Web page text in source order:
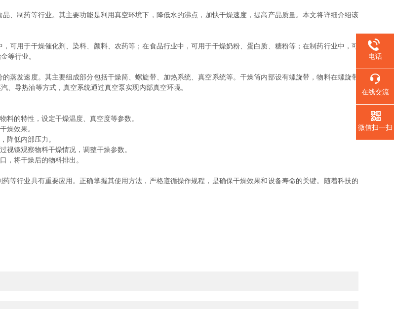
、制药等行业。其主要功能是利用真空环境下，降低水的沸点，加快干燥速度，提高产品质量。本文将详细介绍该
用于干燥催化剂、染料、颜料、农药等；在食品行业中，可用于干燥奶粉、蛋白质、糖粉等；在制药行业中，可
等行业。
发速度。其主要组成部分包括干燥筒、螺旋带、加热系统、真空系统等。干燥筒内部设有螺旋带，物料在螺旋带
、导热油等方式，真空系统通过真空泵实现内部真空环境。
的特性，设定干燥温度、真空度等参数。
燥效果。
低内部压力。
镜观察物料干燥情况，调整干燥参数。
将干燥后的物料排出。
行业具有重要应用。正确掌握其使用方法，严格遵循操作规程，是确保干燥效果和设备寿命的关键。随着科技的
电话
在线交流
微信扫一扫